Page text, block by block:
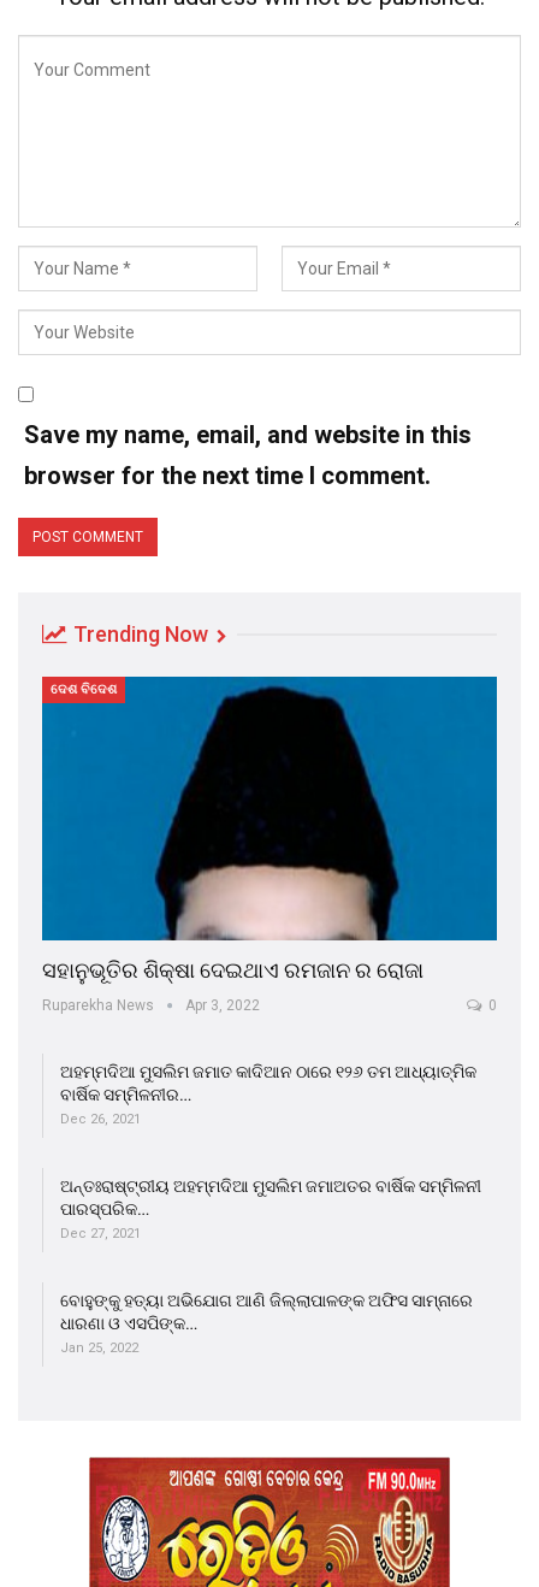
Save my name, email, and website in this
browser for the next time I comment.
Trending Now
ଦେଶ ବିଦେଶ
ସହାନୁଭୂତିର ଶିକ୍ଷା ଦେଇଥାଏ ରମଜାନ ର ରୋଜା
Ruparekha News Apr 3, 2022 0
ଅହମ୍ମଦିଆ ମୁସଲିମ ଜମାତ କାଦିଆନ ଠାରେ ୧୨୬ ତମ ଆଧ୍ୟାତ୍ମିକ
ବାର୍ଷିକ ସମ୍ମିଳନୀର…
Dec 26, 2021
ଅନ୍ତଃରାଷ୍ଟ୍ରୀୟ ଅହମ୍ମଦିଆ ମୁସଲିମ ଜମାଅତର ବାର୍ଷିକ ସମ୍ମିଳନୀ
ପାରସ୍ପରିକ…
Dec 27, 2021
ବୋହୁଙ୍କୁ ହତ୍ୟା ଅଭିଯୋଗ ଆଣି ଜିଲ୍ଲାପାଳଙ୍କ ଅଫିସ ସାମ୍ନାରେ
ଧାରଣା ଓ ଏସପିଙ୍କ…
Jan 25, 2022